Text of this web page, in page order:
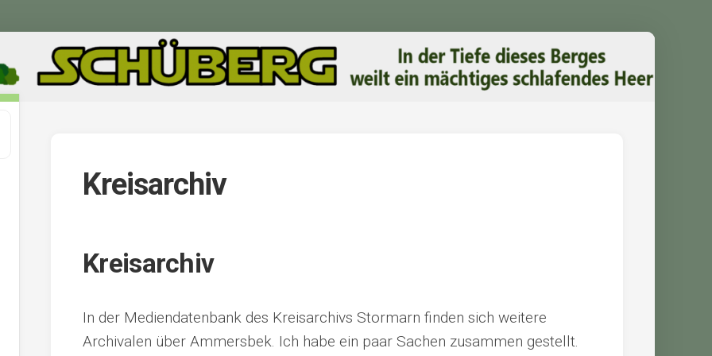
Kreisarchiv
Kreisarchiv
In der Mediendatenbank des Kreisarchivs Stormarn finden sich weitere
Archivalen über Ammersbek. Ich habe ein paar Sachen zusammen gestellt.